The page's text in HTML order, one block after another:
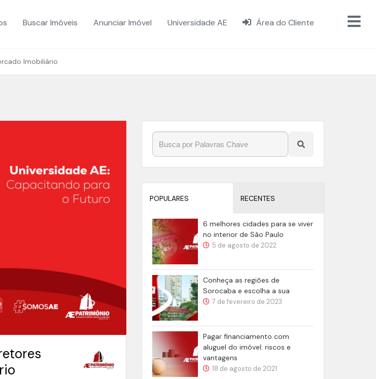
Buscar Imóveis Anunciar Imóvel Universidade AE Área do Cliente
Imobiliário
POPULARES RECENTES
6 melhores cidades para se viver
no interior de São Paulo
5 de agosto de 2022
Conheça as regiões de
Sorocaba e escolha a sua
7 de fevereiro de 2023
Pagar financiamento com
aluguel do imóvel: riscos e
vantagens
18 de agosto de 2021